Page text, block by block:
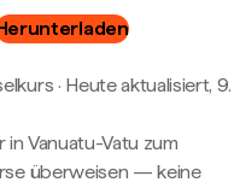
· Heute aktualisiert, 9.
in Vanuatu-Vatu zum
überweisen — keine